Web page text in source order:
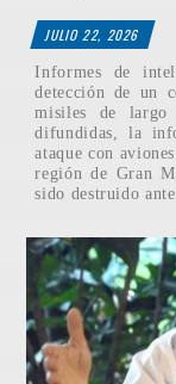
JULIO 22, 2026
Informes de
detección de un
misiles de largo
difundidas, la
ataque con
región de Gran
sido destruido